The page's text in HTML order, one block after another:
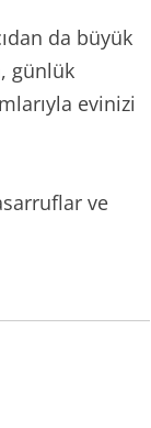
da büyük
günlük
evinizi
ve